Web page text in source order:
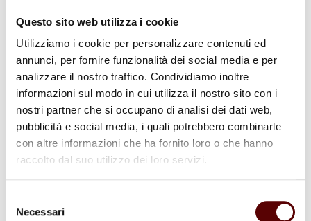
Questo sito web utilizza i cookie
Utilizziamo i cookie per personalizzare contenuti ed
annunci, per fornire funzionalità dei social media e per
analizzare il nostro traffico. Condividiamo inoltre
informazioni sul modo in cui utilizza il nostro sito con i
nostri partner che si occupano di analisi dei dati web,
pubblicità e social media, i quali potrebbero combinarle
con altre informazioni che ha fornito loro o che hanno
raccolto dal suo utilizzo dei loro servizi.
delNecessari
Sedi Onoranze Funebri Ottani
per:
Giancarla Soverini